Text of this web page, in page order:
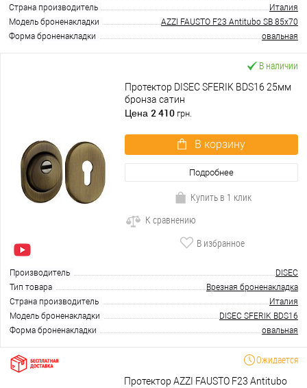
Страна производитель
Италия
Модель броненакладки
AZZI FAUSTO F23 Antitubo SB 85x70
Форма броненакладки
овальная
В наличии
Протектор DISEC SFERIK BDS16 25мм
бронза сатин
Цена 2 410 грн.
В корзину
Подробнее
Купить в 1 клик
К сравнению
В избранное
Производитель
DISEC
Тип товара
Врезная броненакладка
Страна производитель
Италия
Модель броненакладки
DISEC SFERIK BDS16
Форма броненакладки
овальная
Ожидается
Протектор AZZI FAUSTO F23 Antitubo